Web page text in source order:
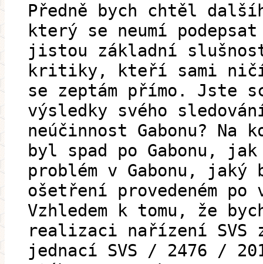
Předně bych chtěl
který se neumí
jistou základní
kritiky, kteří sami
se zeptám přímo. Jste
výsledky svého
neúčinnost Gabonu? Na
byl spad po Gabonu,
problém v Gabonu,
ošetření provedeném po
Vzhledem k tomu, že
realizaci nařízení SVS
jednací SVS / 2476 /